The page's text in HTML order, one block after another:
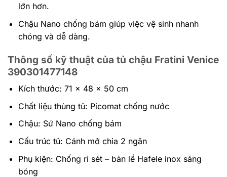
lớn hơn.
Chậu Nano chống bám giúp việc vệ sinh nhanh
chóng và dễ dàng.
Thông số kỹ thuật của tủ chậu Fratini Venice
390301477148
Kích thước: 71 x 48 x 50 cm
Chất liệu thùng tủ: Picomat chống nước
Chậu: Sứ Nano chống bám
Cấu trúc tủ: Cánh mở chia 2 ngăn
Phụ kiện: Chống rỉ sét – bản lề Hafele inox sáng
bóng